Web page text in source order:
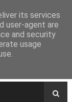
its services
user-agent are
and security
usage